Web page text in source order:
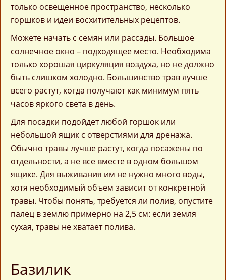
только освещенное пространство, несколько
горшков и идеи восхитительных рецептов.
Можете начать с семян или рассады. Большое
солнечное окно – подходящее место. Необходима
только хорошая циркуляция воздуха, но не должно
быть слишком холодно. Большинство трав лучше
всего растут, когда получают как минимум пять
часов яркого света в день.
Для посадки подойдет любой горшок или
небольшой ящик с отверстиями для дренажа.
Обычно травы лучше растут, когда посажены по
отдельности, а не все вместе в одном большом
ящике. Для выживания им не нужно много воды,
хотя необходимый объем зависит от конкретной
травы. Чтобы понять, требуется ли полив, опустите
палец в землю примерно на 2,5 см: если земля
сухая, травы не хватает полива.
Базилик